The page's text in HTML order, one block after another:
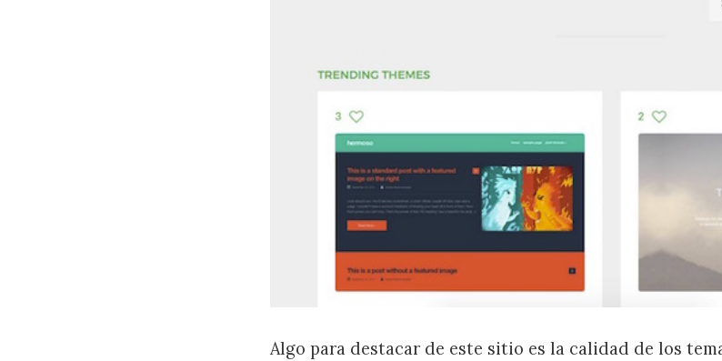
Algo para destacar de este sitio es la calidad de los